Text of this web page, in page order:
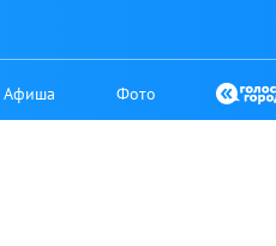
Афиша Фото